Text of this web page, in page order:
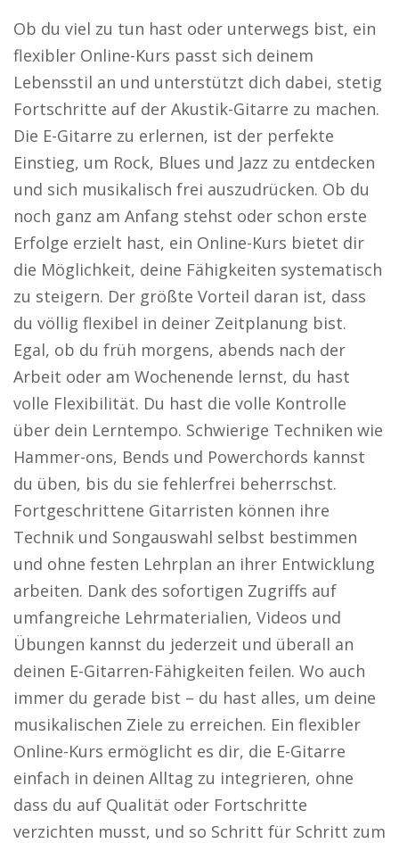
Ob du viel zu tun hast oder unterwegs bist, ein
flexibler Online-Kurs passt sich deinem
Lebensstil an und unterstützt dich dabei, stetig
Fortschritte auf der Akustik-Gitarre zu machen.
Die E-Gitarre zu erlernen, ist der perfekte
Einstieg, um Rock, Blues und Jazz zu entdecken
und sich musikalisch frei auszudrücken. Ob du
noch ganz am Anfang stehst oder schon erste
Erfolge erzielt hast, ein Online-Kurs bietet dir
die Möglichkeit, deine Fähigkeiten systematisch
zu steigern. Der größte Vorteil daran ist, dass
du völlig flexibel in deiner Zeitplanung bist.
Egal, ob du früh morgens, abends nach der
Arbeit oder am Wochenende lernst, du hast
volle Flexibilität. Du hast die volle Kontrolle
über dein Lerntempo. Schwierige Techniken wie
Hammer-ons, Bends und Powerchords kannst
du üben, bis du sie fehlerfrei beherrschst.
Fortgeschrittene Gitarristen können ihre
Technik und Songauswahl selbst bestimmen
und ohne festen Lehrplan an ihrer Entwicklung
arbeiten. Dank des sofortigen Zugriffs auf
umfangreiche Lehrmaterialien, Videos und
Übungen kannst du jederzeit und überall an
deinen E-Gitarren-Fähigkeiten feilen. Wo auch
immer du gerade bist – du hast alles, um deine
musikalischen Ziele zu erreichen. Ein flexibler
Online-Kurs ermöglicht es dir, die E-Gitarre
einfach in deinen Alltag zu integrieren, ohne
dass du auf Qualität oder Fortschritte
verzichten musst, und so Schritt für Schritt zum